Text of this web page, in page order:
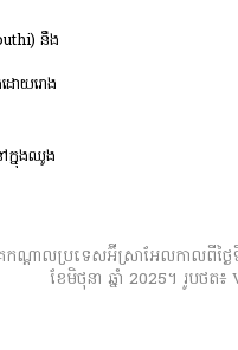
នឹង
ដោយរោង
ៅក្នុងឈូង
ណ្តាលប្រទេសអ៊ីស្រាអែលកាលពីថ្ងៃ
ខែមិថុនា ឆ្នាំ 2025។ រូបថត៖